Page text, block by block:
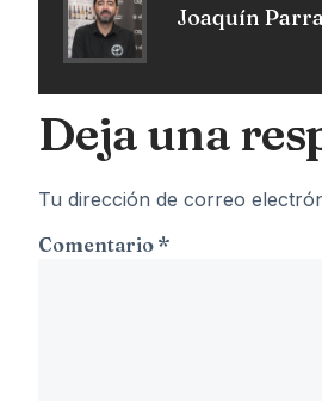
Joaquín
Deja una
Tu dirección de correo
Comentario *